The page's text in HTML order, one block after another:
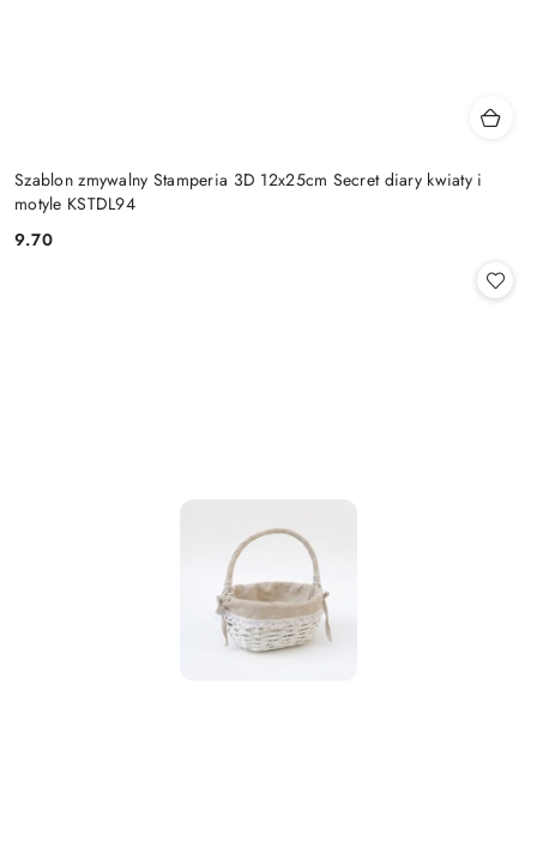
Szablon zmywalny Stamperia 3D 12x25cm Secret diary kwiaty i
motyle KSTDL94
Cena:
9.70